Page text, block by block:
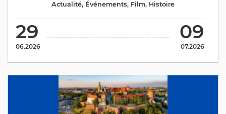
29
06.2026
09
07.2026
Actualité, Événements, Film, Histoire